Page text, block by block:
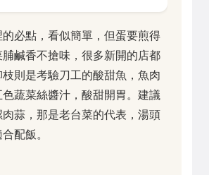
必點，看似簡單，但蛋要煎得
鹹香不搶味，很多新開的店都
則是考驗刀工的酸甜魚，魚肉
蔬菜絲醬汁，酸甜開胃。建議
蒜，那是老台菜的代表，湯頭
配飯。